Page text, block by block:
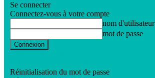
Se connecter
Connectez-vous à votre compte
nom d'utilisateur
mot de passe
Réinitialisation du mot de passe